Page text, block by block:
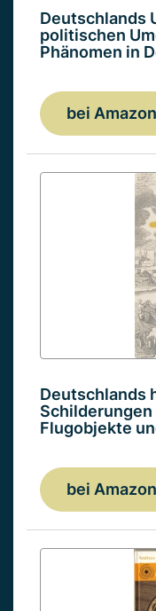
Deutschlands
politischen
Phänomen in
bei
Deutschlands
Flugobjekte
bei